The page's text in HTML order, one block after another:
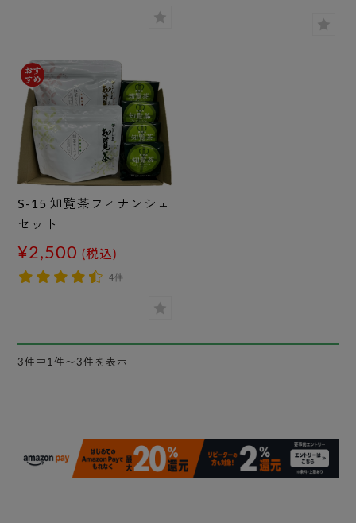
S-15 知覧茶フィナンシェ
セット
¥2,500 (税込)
4件
3件中1件〜3件を表示